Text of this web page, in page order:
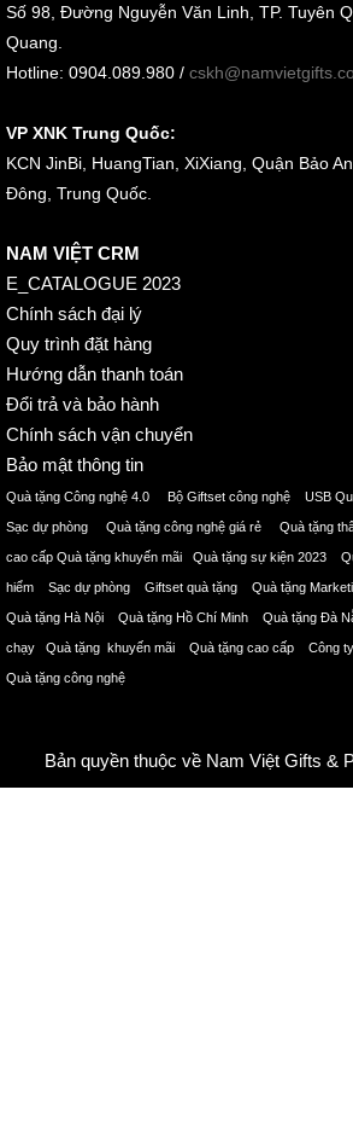
Số 98, Đường Nguyễn Văn Linh, TP. Tuyên
Quang.
Hotline: 0904.089.980 /
VP XNK Trung Quốc:
KCN JinBi, HuangTian, XiXiang, Quận Bảo
Đông, Trung Quốc.
NAM VIỆT CRM
E_CATALOGUE 2023
Chính sách đại lý
Quy trình đặt hàng
Hướng dẫn thanh toán
Đổi trả và bảo hành
Chính sách vận chuyển
Bảo mật thông tin
Quà tặng Công nghệ 4.0 Bộ Giftset công nghệ USB
Sạc dự phòng Quà tặng công nghệ giá rẻ Quà tặng
cao cấp Quà tặng khuyến mãi Quà tặng sự kiện 2023
hiểm Sạc dự phòng Giftset quà tặng Quà tặng
Quà tặng Hà Nội Quà tặng Hồ Chí Minh Quà tặng Đà
chạy Quà tặng khuyến mãi Quà tặng cao cấp Công
Quà tặng công nghệ
Bản quyền thuộc về Nam Việt Gifts &